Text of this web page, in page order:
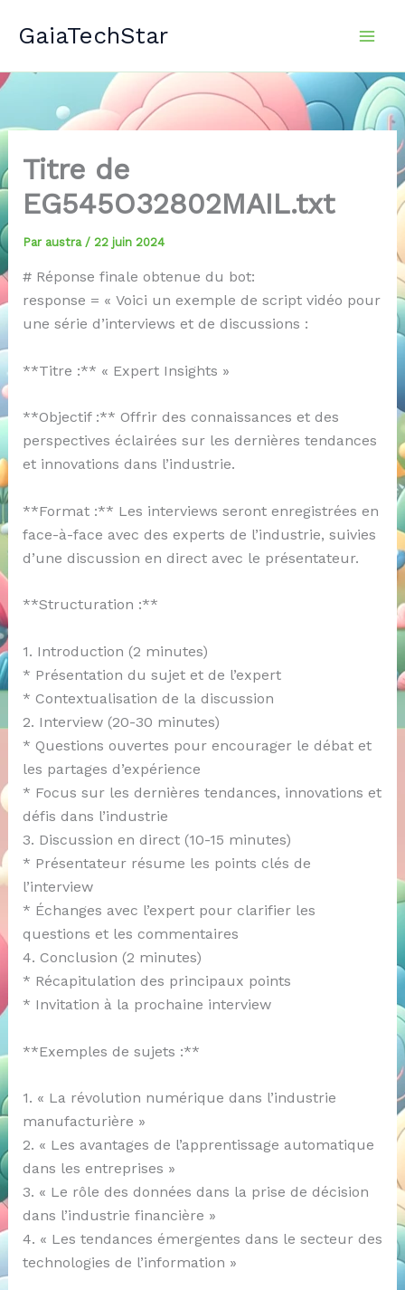
GaiaTechStar
Titre de
EG545O32802MAIL.txt
Par austra / 22 juin 2024
# Réponse finale obtenue du bot:
response = « Voici un exemple de script vidéo pour
une série d’interviews et de discussions :
**Titre :** « Expert Insights »
**Objectif :** Offrir des connaissances et des
perspectives éclairées sur les dernières tendances
et innovations dans l’industrie.
**Format :** Les interviews seront enregistrées en
face-à-face avec des experts de l’industrie, suivies
d’une discussion en direct avec le présentateur.
**Structuration :**
1. Introduction (2 minutes)
* Présentation du sujet et de l’expert
* Contextualisation de la discussion
2. Interview (20-30 minutes)
* Questions ouvertes pour encourager le débat et
les partages d’expérience
* Focus sur les dernières tendances, innovations et
défis dans l’industrie
3. Discussion en direct (10-15 minutes)
* Présentateur résume les points clés de
l’interview
* Échanges avec l’expert pour clarifier les
questions et les commentaires
4. Conclusion (2 minutes)
* Récapitulation des principaux points
* Invitation à la prochaine interview
**Exemples de sujets :**
1. « La révolution numérique dans l’industrie
manufacturière »
2. « Les avantages de l’apprentissage automatique
dans les entreprises »
3. « Le rôle des données dans la prise de décision
dans l’industrie financière »
4. « Les tendances émergentes dans le secteur des
technologies de l’information »